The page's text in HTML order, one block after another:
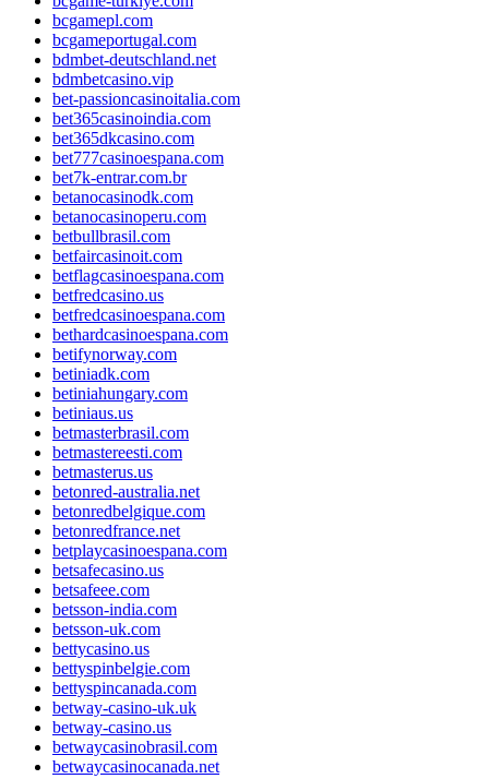
bcgamepl.com
bcgameportugal.com
bdmbet-deutschland.net
bdmbetcasino.vip
bet-passioncasinoitalia.com
bet365casinoindia.com
bet365dkcasino.com
bet777casinoespana.com
bet7k-entrar.com.br
betanocasinodk.com
betanocasinoperu.com
betbullbrasil.com
betfaircasinoit.com
betflagcasinoespana.com
betfredcasino.us
betfredcasinoespana.com
bethardcasinoespana.com
betifynorway.com
betiniadk.com
betiniahungary.com
betiniaus.us
betmasterbrasil.com
betmastereesti.com
betmasterus.us
betonred-australia.net
betonredbelgique.com
betonredfrance.net
betplaycasinoespana.com
betsafecasino.us
betsafeee.com
betsson-india.com
betsson-uk.com
bettycasino.us
bettyspinbelgie.com
bettyspincanada.com
betway-casino-uk.uk
betway-casino.us
betwaycasinobrasil.com
betwaycasinocanada.net